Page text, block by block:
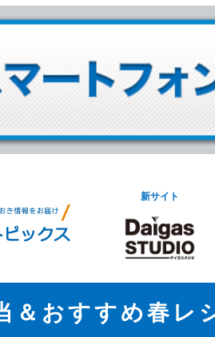
新サイト
＆おすすめ春